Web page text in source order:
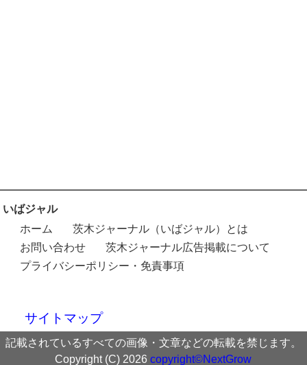
いばジャル
ホーム
茨木ジャーナル（いばジャル）とは
お問い合わせ
茨木ジャーナル広告掲載について
プライバシーポリシー・免責事項
サイトマップ
記載されているすべての画像・文章などの転載を禁じます。
Copyright (C) 2026copyright©NextGrow